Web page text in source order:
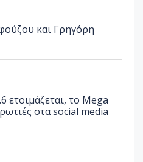
και Γρηγόρη
ετοιμάζεται, το Mega
στα social media